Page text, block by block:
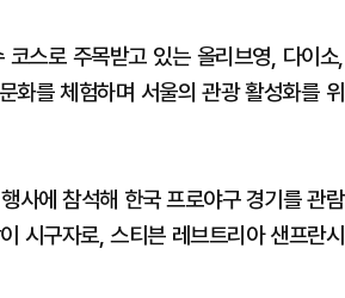
스로 주목받고 있는 올리브영, 다이소,
화를 체험하며 서울의 관광 활성화를 위
사에 참석해 한국 프로야구 경기를 관람
시구자로, 스티븐 레브트리아 샌프란시